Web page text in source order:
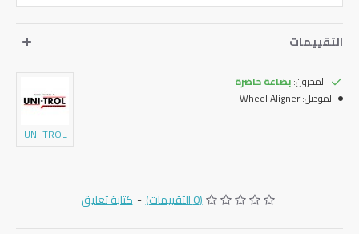
التقييمات
المخزون:بضاعة حاضرة
الموديل:Wheel Aligner
UNI-TROL
(0 التقييمات) - كتابة تعليق